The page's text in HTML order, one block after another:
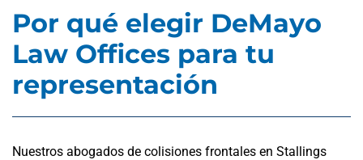
Por qué elegir DeMayo
Law Offices para tu
representación
Nuestros abogados de colisiones frontales en Stallings